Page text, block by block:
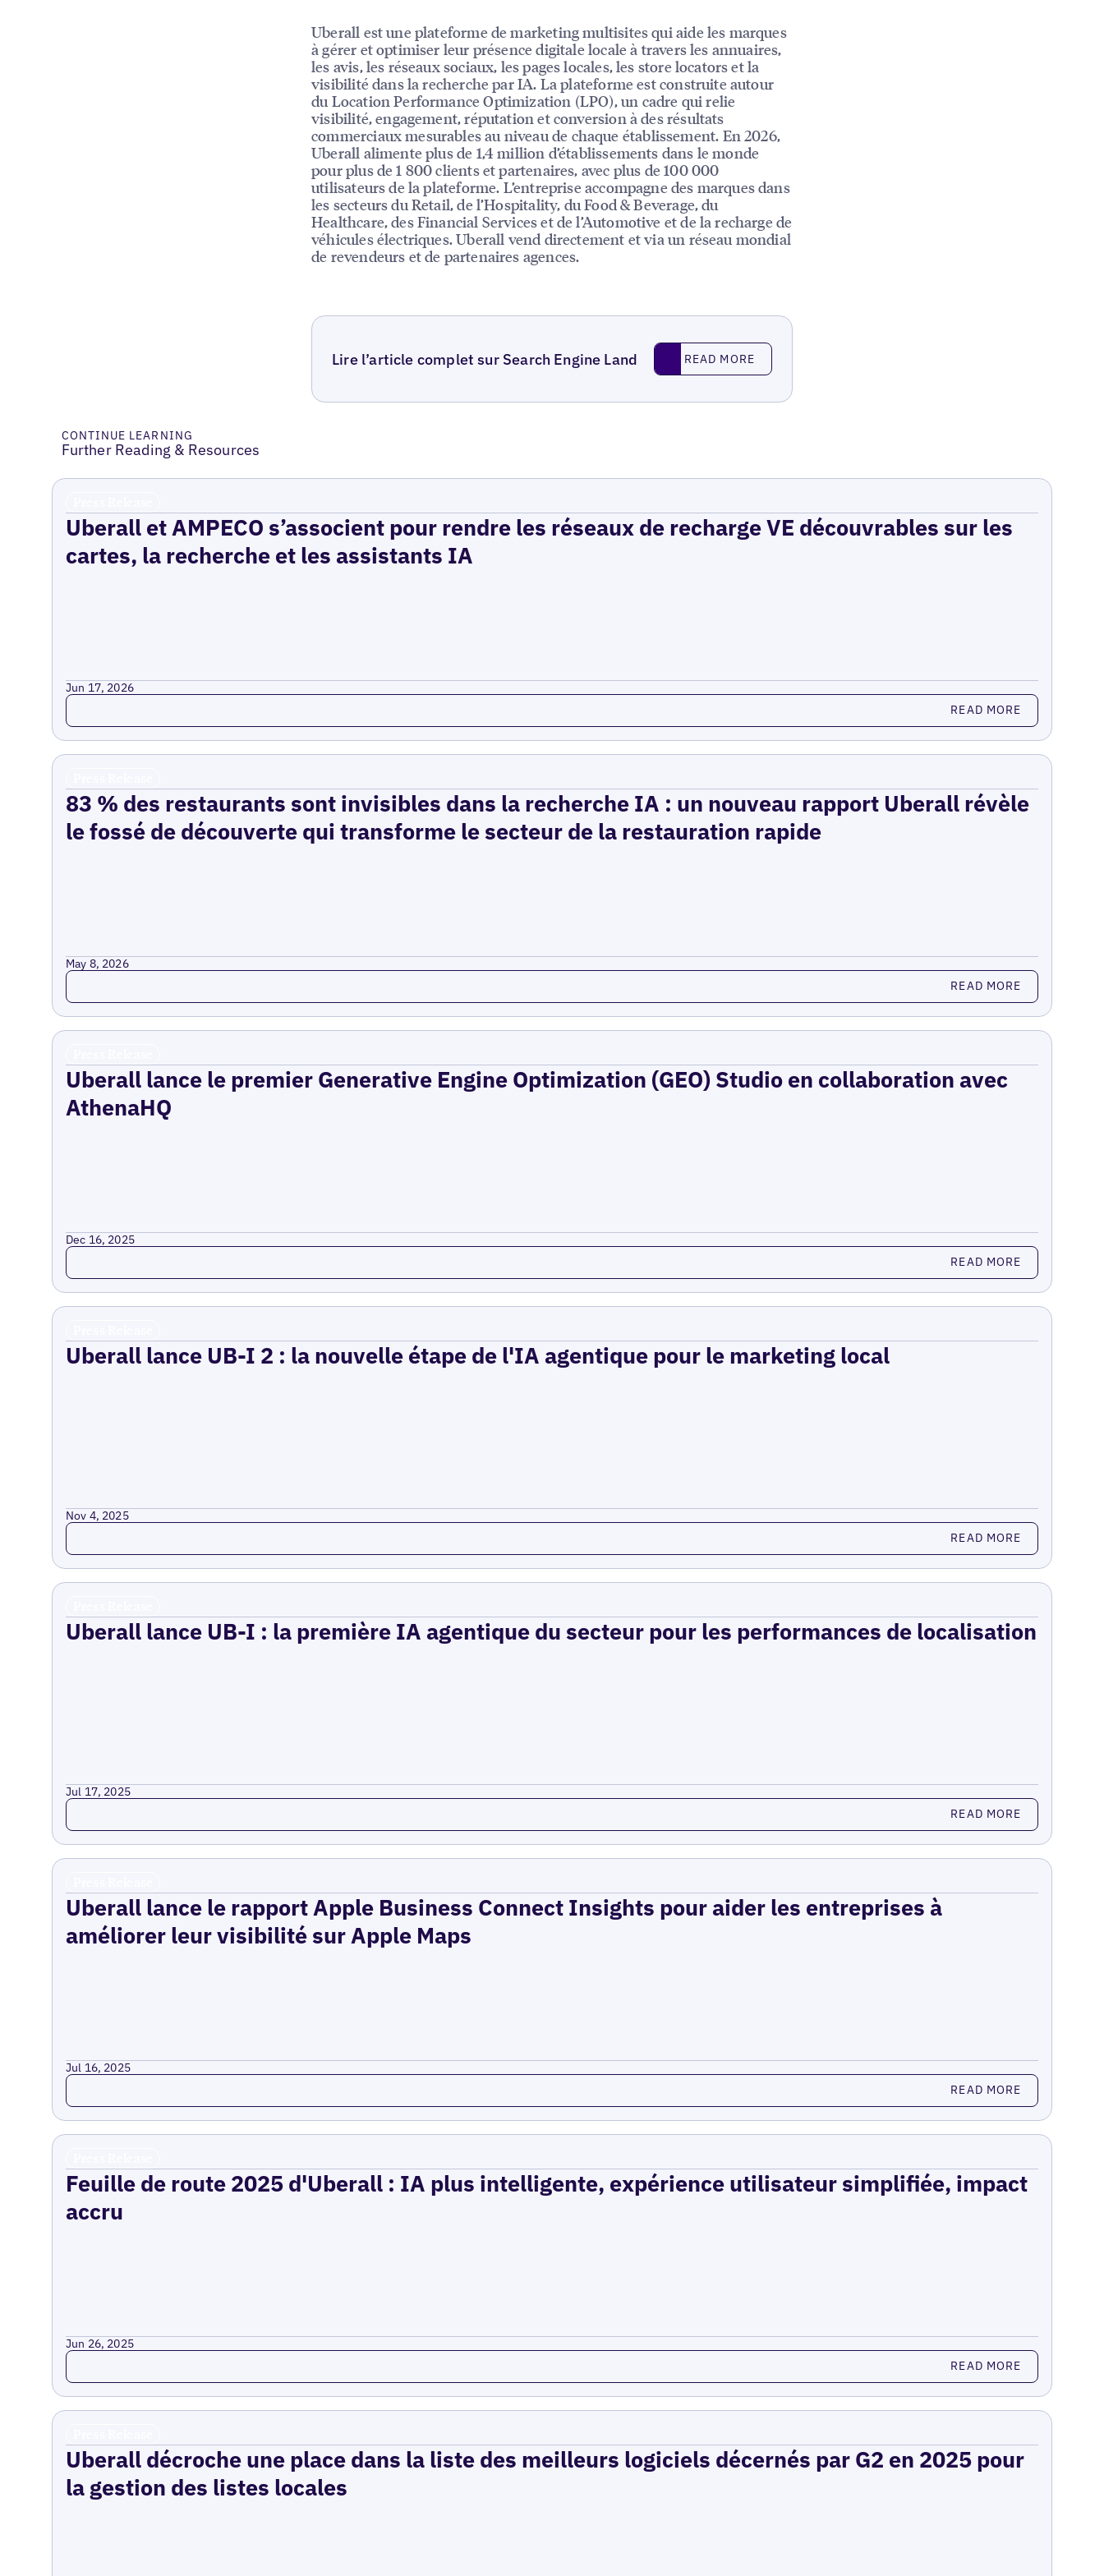
Uberall est une plateforme de marketing multisites qui aide les marques
à gérer et optimiser leur présence digitale locale à travers les annuaires,
les avis, les réseaux sociaux, les pages locales, les store locators et la
visibilité dans la recherche par IA. La plateforme est construite autour
du Location Performance Optimization (LPO), un cadre qui relie
visibilité, engagement, réputation et conversion à des résultats
commerciaux mesurables au niveau de chaque établissement. En 2026,
Uberall alimente plus de 1,4 million d’établissements dans le monde
pour plus de 1 800 clients et partenaires, avec plus de 100 000
utilisateurs de la plateforme. L’entreprise accompagne des marques dans
les secteurs du Retail, de l’Hospitality, du Food & Beverage, du
Healthcare, des Financial Services et de l’Automotive et de la recharge de
véhicules électriques. Uberall vend directement et via un réseau mondial
de revendeurs et de partenaires agences.
Lire l’article complet sur Search Engine Land Read More
READ MORE
CONTINUE LEARNING
Further Reading & Resources
Uberall et AMPECO s’associent pour rendre les réseaux de recharge VE découvrables sur les
cartes, la recherche et les assistants IA
Jun 17, 2026
Read more READ MORE
83 % des restaurants sont invisibles dans la recherche IA : un nouveau rapport Uberall révèle
le fossé de découverte qui transforme le secteur de la restauration rapide
May 8, 2026
Read more READ MORE
Uberall lance le premier Generative Engine Optimization (GEO) Studio en collaboration avec
AthenaHQ
Dec 16, 2025
Read more READ MORE
Uberall lance UB-I 2 : la nouvelle étape de l'IA agentique pour le marketing local
Nov 4, 2025
Read more READ MORE
Uberall lance UB-I : la première IA agentique du secteur pour les performances de localisation
Jul 17, 2025
Read more READ MORE
Uberall lance le rapport Apple Business Connect Insights pour aider les entreprises à
améliorer leur visibilité sur Apple Maps
Jul 16, 2025
Read more READ MORE
Feuille de route 2025 d'Uberall : IA plus intelligente, expérience utilisateur simplifiée, impact
accru
Jun 26, 2025
Read more READ MORE
Uberall décroche une place dans la liste des meilleurs logiciels décernés par G2 en 2025 pour
la gestion des listes locales